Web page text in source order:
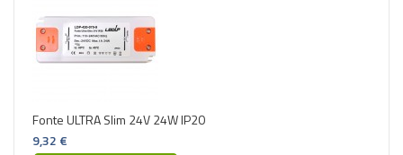
Fonte ULTRA Slim 24V 24W IP20
9,32 €